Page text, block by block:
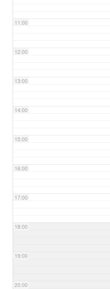
11:00
12:00
13:00
14:00
15:00
16:00
17:00
18:00
19:00
20:00